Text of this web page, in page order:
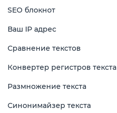
SEO блокнот
Ваш IP адрес
Сравнение текстов
Конвертер регистров текста
Размножение текста
Синонимайзер текста